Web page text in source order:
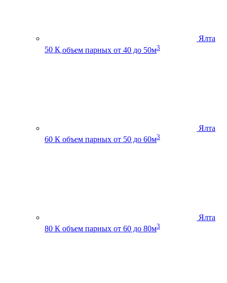
Ялта
50 К объем парных от 40 до 50м3
Ялта
60 К объем парных от 50 до 60м3
Ялта
80 К объем парных от 60 до 80м3